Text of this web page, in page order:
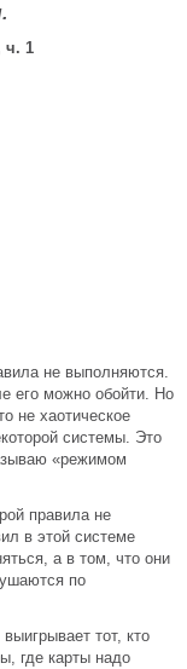
ч. 1
не выполняются.
его можно обойти. Но
не хаотическое
системы. Это
«режимом
правила не
в этой системе
а в том, что они
по
тот, кто
где карты надо